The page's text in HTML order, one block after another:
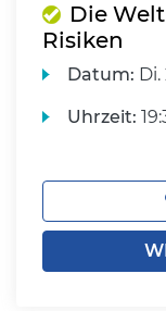
Die
Risiken
Datum: Di.
Uhrzeit: